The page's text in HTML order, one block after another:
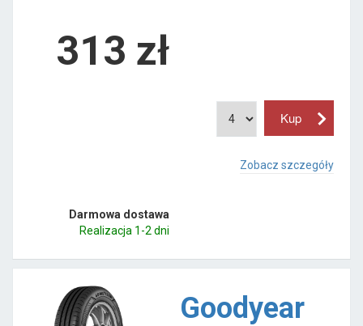
313 zł
Zobacz szczegóły
Darmowa dostawa
Realizacja 1-2 dni
Goodyear